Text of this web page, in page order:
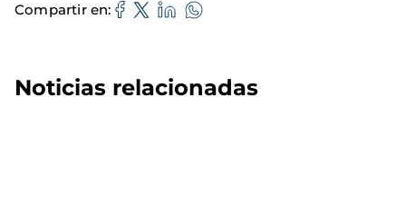
Compartir en
Noticias relacionadas